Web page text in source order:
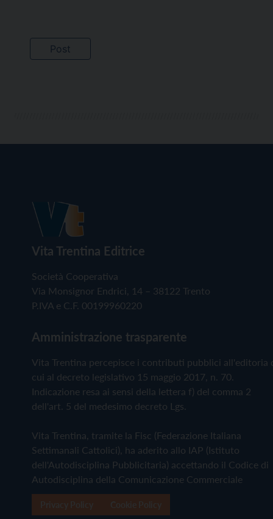
Vita Trentina Editrice
Società Cooperativa
Via Monsignor Endrici, 14 – 38122 Trento
P.IVA e C.F. 00199960220
Amministrazione trasparente
Vita Trentina percepisce i contributi pubblici all'editoria
cui al decreto legislativo 15 maggio 2017, n. 70.
Indicazione resa ai sensi della lettera f) del comma 2
dell'art. 5 del medesimo decreto Lgs.
Vita Trentina, tramite la Fisc (Federazione Italiana
Settimanali Cattolici), ha aderito allo IAP (Istituto
dell'Autodisciplina Pubblicitaria) accettando il Codice di
Autodisciplina della Comunicazione Commerciale